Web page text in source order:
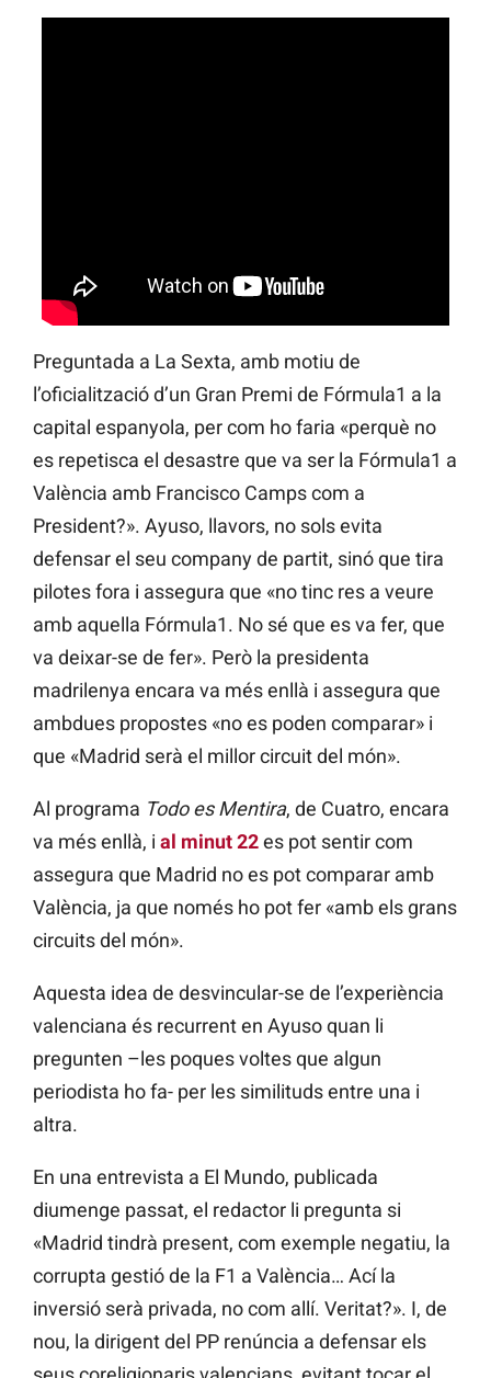
Preguntada a La Sexta, amb motiu de
l’oficialització d’un Gran Premi de Fórmula1 a la
capital espanyola, per com ho faria «perquè no
es repetisca el desastre que va ser la Fórmula1 a
València amb Francisco Camps com a
President?». Ayuso, llavors, no sols evita
defensar el seu company de partit, sinó que tira
pilotes fora i assegura que «no tinc res a veure
amb aquella Fórmula1. No sé que es va fer, que
va deixar-se de fer». Però la presidenta
madrilenya encara va més enllà i assegura que
ambdues propostes «no es poden comparar» i
que «Madrid serà el millor circuit del món».
Al programa Todo es Mentira, de Cuatro, encara
va més enllà, i al minut 22es pot sentir com
assegura que Madrid no es pot comparar amb
València, ja que només ho pot fer «amb els grans
circuits del món».
Aquesta idea de desvincular-se de l’experiència
valenciana és recurrent en Ayuso quan li
pregunten –les poques voltes que algun
periodista ho fa- per les similituds entre una i
altra.
En una entrevista a El Mundo, publicada
diumenge passat, el redactor li pregunta si
«Madrid tindrà present, com exemple negatiu, la
corrupta gestió de la F1 a València… Ací la
inversió serà privada, no com allí. Veritat?». I, de
nou, la dirigent del PP renúncia a defensar els